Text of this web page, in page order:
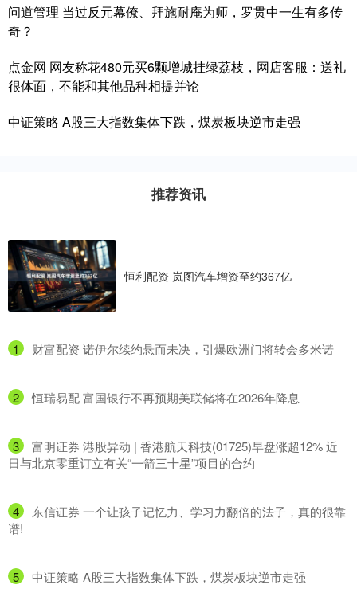
问道管理 当过反元幕僚、拜施耐庵为师，罗贯中一生有多传
奇？
点金网 网友称花480元买6颗增城挂绿荔枝，网店客服：送礼
很体面，不能和其他品种相提并论
中证策略 A股三大指数集体下跌，煤炭板块逆市走强
推荐资讯
恒利配资 岚图汽车增资至约367亿
1 ​财富配资 诺伊尔续约悬而未决，引爆欧洲门将转会多米诺
2 ​恒瑞易配 富国银行不再预期美联储将在2026年降息
3
​富明证券 港股异动 | 香港航天科技(01725)早盘涨超12% 近
日与北京零重订立有关“一箭三十星”项目的合约
4
​东信证券 一个让孩子记忆力、学习力翻倍的法子，真的很靠
谱!
5 ​中证策略 A股三大指数集体下跌，煤炭板块逆市走强